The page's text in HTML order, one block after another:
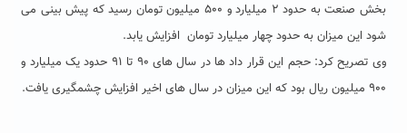
بخش صنعت به حدود ۲ میلیارد و ۵۰۰ میلیون تومان رسید که پیش بینی می
شود این میزان به حدود چهار میلیارد تومان افزایش یابد.
وی تصریح کرد: حجم این قرار داد ها در سال های ۹۰ تا ۹۱ حدود یک میلیارد و
۹۰۰ میلیون ریال بود که این میزان در سال های اخیر افزایش چشمگیری یافت.